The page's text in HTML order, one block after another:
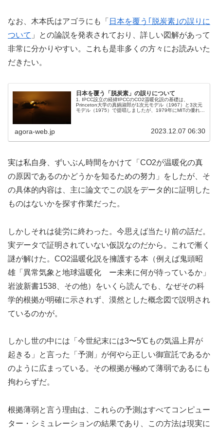
なお、木本氏はアゴラにも「 日本を覆う｢脱炭素｣の誤りに
ついて 」との論説を発表されており、詳しい図解があって
非常に分かりやすい。これも是非多くの方々にお読みいた
だきたい。
日本を覆う「脱炭素」の誤りについて
1. IPCC設立の経緯IPCCのCO2温暖化説の基礎は、
Princeton大学の真鍋淑郎が1次元モデル（1967）と3次元
モデル（1975）で提唱しましたが、1979年にMITの優れた
agora-web.jp 2023.12.07 06:30
実は私自身、ずいぶん時間をかけて「CO2が温暖化の真
の原因であるのかどうかを知るための努力」をしたが、そ
の具体的内容は、主に論文でこの説をデータ的に証明した
ものはないかを探す作業だった。
しかしそれは徒労に終わった。今思えば当たり前の話だ。
実データで証明されていない仮説なのだから。これで漸く
謎が解けた。CO2温暖化説を擁護する本（例えば鬼頭昭
雄「異常気象と地球温暖化 ー未来に何が待っているか」
岩波新書1538、その他）をいくら読んでも、なぜその科
学的根拠が明確に示されず、漠然とした概念図で説明され
ているのかが。
しかし世の中には「今世紀末には3〜5℃もの気温上昇が
起きる」と言った「予測」が何やら正しい御宣託であるか
のように広まっている。その根拠が極めて薄弱であるにも
拘わらずだ。
根拠薄弱と言う理由は、これらの予測はすべてコンピュー
ター・シミュレーションの結果であり、この方法は現実に